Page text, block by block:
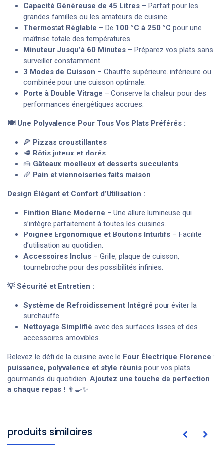
Capacité Généreuse de 45 Litres – Parfait pour les
grandes familles ou les amateurs de cuisine.
Thermostat Réglable – De 100 °C à 250 °C pour une
maîtrise totale des températures.
Minuteur Jusqu’à 60 Minutes – Préparez vos plats sans
surveiller constamment.
3 Modes de Cuisson – Chauffe supérieure, inférieure ou
combinée pour une cuisson optimale.
Porte à Double Vitrage – Conserve la chaleur pour des
performances énergétiques accrues.
🍽 Une Polyvalence Pour Tous Vos Plats Préférés :
🍕 Pizzas croustillantes
🥩 Rôtis juteux et dorés
🍰 Gâteaux moelleux et desserts succulents
🥖 Pain et viennoiseries faits maison
Design Élégant et Confort d’Utilisation :
Finition Blanc Moderne – Une allure lumineuse qui
s’intègre parfaitement à toutes les cuisines.
Poignée Ergonomique et Boutons Intuitifs – Facilité
d’utilisation au quotidien.
Accessoires Inclus – Grille, plaque de cuisson,
tournebroche pour des possibilités infinies.
💡 Sécurité et Entretien :
Système de Refroidissement Intégré pour éviter la
surchauffe.
Nettoyage Simplifié avec des surfaces lisses et des
accessoires amovibles.
Relevez le défi de la cuisine avec le Four Électrique Florence :
puissance, polyvalence et style réunis pour vos plats
gourmands du quotidien. Ajoutez une touche de perfection
à chaque repas ! 👨‍🍳✨
produits similaires